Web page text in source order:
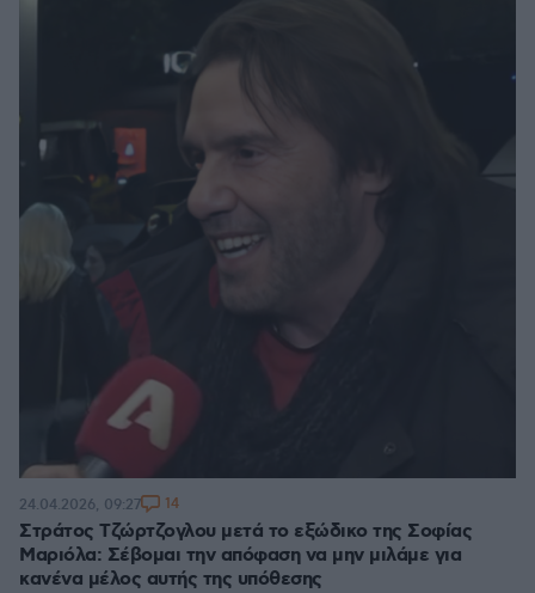
Στράτος Τζώρτζογλου μετά το εξώδικο της Σοφίας
Μαριόλα: Σέβομαι την απόφαση να μην μιλάμε για
κανένα μέλος αυτής της υπόθεσης
24.04.2026, 09:27 14